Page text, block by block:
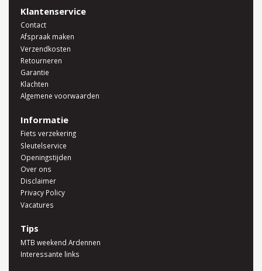
Klantenservice
Contact
Afspraak maken
Verzendkosten
Retourneren
Garantie
Klachten
Algemene voorwaarden
Informatie
Fiets verzekering
Sleutelservice
Openingstijden
Over ons
Disclaimer
Privacy Policy
Vacatures
Tips
MTB weekend Ardennen
Interessante links